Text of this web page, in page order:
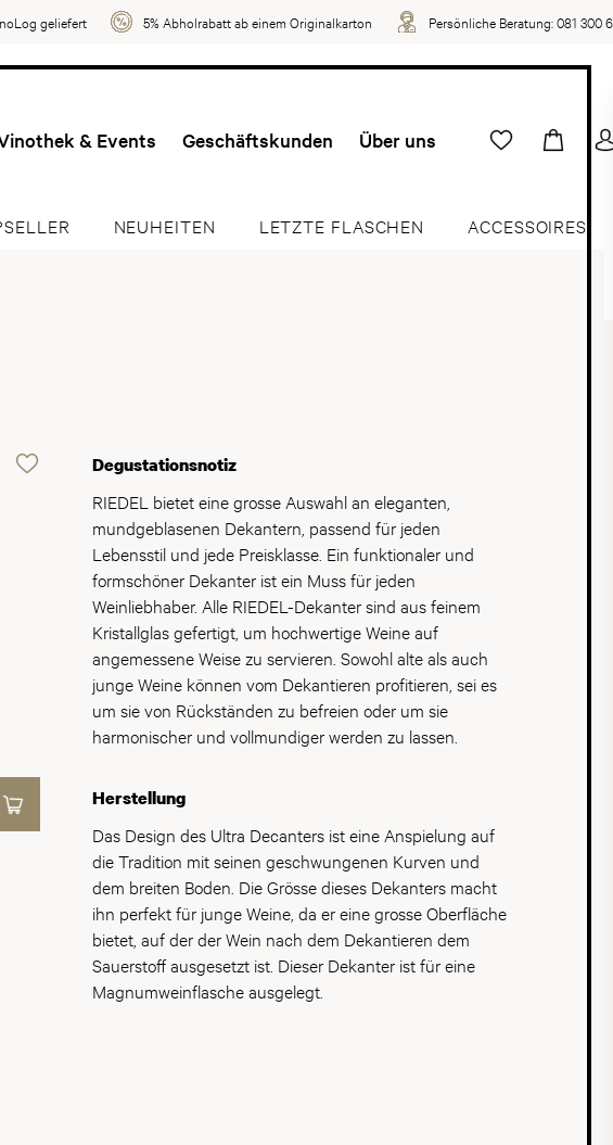
geliefert 5% Abholrabatt ab einem Originalkarton Persönliche Beratung:081 300
& Events Geschäftskunden Über uns
NEUHEITEN LETZTE FLASCHEN ACCESSOIRES
Degustationsnotiz
RIEDEL bietet eine grosse Auswahl an eleganten,
mundgeblasenen Dekantern, passend für jeden
Lebensstil und jede Preisklasse. Ein funktionaler und
formschöner Dekanter ist ein Muss für jeden
Weinliebhaber. Alle RIEDEL-Dekanter sind aus feinem
Kristallglas gefertigt, um hochwertige Weine auf
angemessene Weise zu servieren. Sowohl alte als auch
junge Weine können vom Dekantieren profitieren, sei es
um sie von Rückständen zu befreien oder um sie
harmonischer und vollmundiger werden zu lassen.
Herstellung
Das Design des Ultra Decanters ist eine Anspielung auf
die Tradition mit seinen geschwungenen Kurven und
dem breiten Boden. Die Grösse dieses Dekanters macht
ihn perfekt für junge Weine, da er eine grosse Oberfläche
bietet, auf der der Wein nach dem Dekantieren dem
Sauerstoff ausgesetzt ist. Dieser Dekanter ist für eine
Magnumweinflasche ausgelegt.